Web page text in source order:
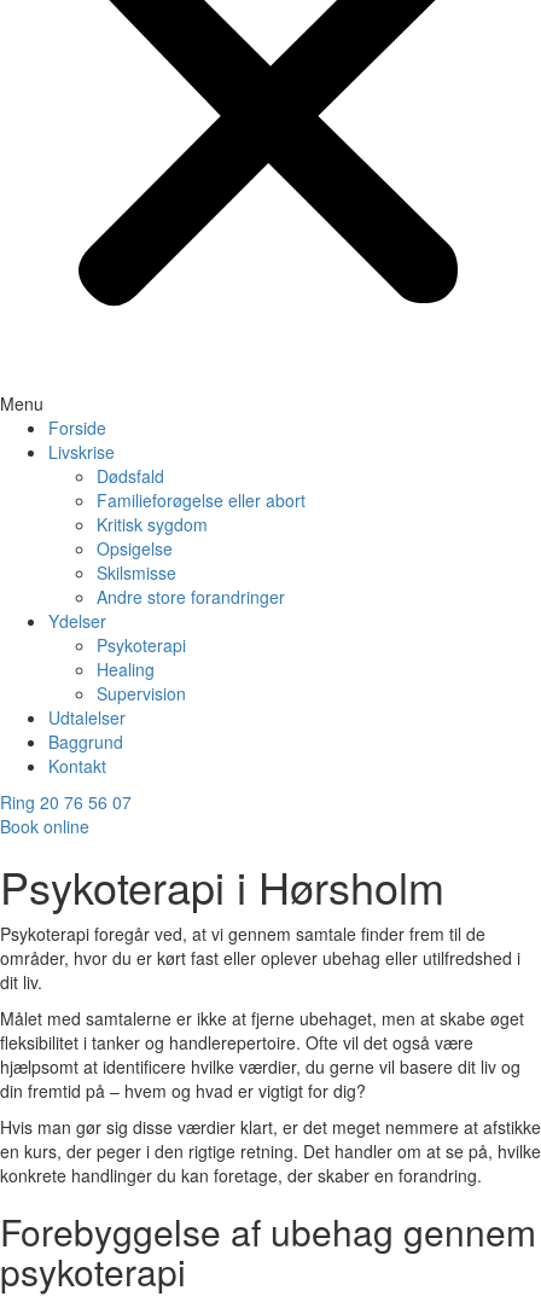
Menu
Forside
Livskrise
Dødsfald
Familieforøgelse eller abort
Kritisk sygdom
Opsigelse
Skilsmisse
Andre store forandringer
Ydelser
Psykoterapi
Healing
Supervision
Udtalelser
Baggrund
Kontakt
Ring 20 76 56 07
Book online
Psykoterapi i Hørsholm
Psykoterapi foregår ved, at vi gennem samtale finder frem til de
områder, hvor du er kørt fast eller oplever ubehag eller utilfredshed i
dit liv.
Målet med samtalerne er ikke at fjerne ubehaget, men at skabe øget
fleksibilitet i tanker og handlerepertoire. Ofte vil det også være
hjælpsomt at identificere hvilke værdier, du gerne vil basere dit liv og
din fremtid på – hvem og hvad er vigtigt for dig?
Hvis man gør sig disse værdier klart, er det meget nemmere at afstikke
en kurs, der peger i den rigtige retning. Det handler om at se på, hvilke
konkrete handlinger du kan foretage, der skaber en forandring.
Forebyggelse af ubehag gennem
psykoterapi